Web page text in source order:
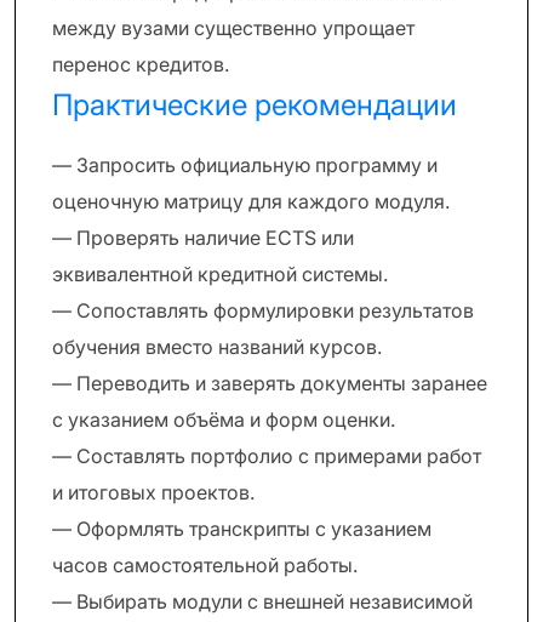
между вузами существенно упрощает
перенос кредитов.
Практические рекомендации
— Запросить официальную программу и
оценочную матрицу для каждого модуля.
— Проверять наличие ECTS или
эквивалентной кредитной системы.
— Сопоставлять формулировки результатов
обучения вместо названий курсов.
— Переводить и заверять документы заранее
с указанием объёма и форм оценки.
— Составлять портфолио с примерами работ
и итоговых проектов.
— Оформлять транскрипты с указанием
часов самостоятельной работы.
— Выбирать модули с внешней независимой